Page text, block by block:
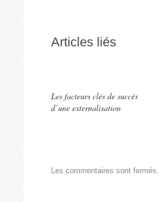
Articles liés
Les facteurs clés de succès
d’une externalisation
Les commentaires sont fermés.